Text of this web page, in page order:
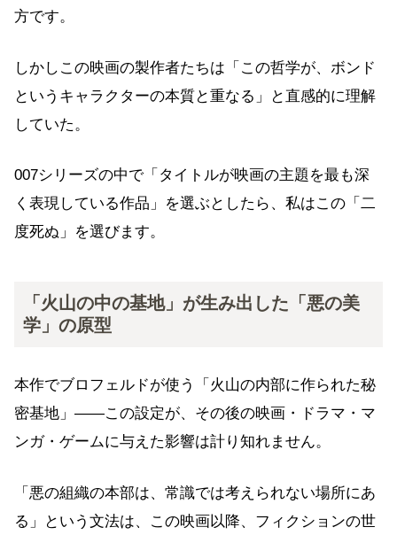
方です。
しかしこの映画の製作者たちは「この哲学が、ボンド
というキャラクターの本質と重なる」と直感的に理解
していた。
007シリーズの中で「タイトルが映画の主題を最も深
く表現している作品」を選ぶとしたら、私はこの「二
度死ぬ」を選びます。
「火山の中の基地」が生み出した「悪の美
学」の原型
本作でブロフェルドが使う「火山の内部に作られた秘
密基地」——この設定が、その後の映画・ドラマ・マ
ンガ・ゲームに与えた影響は計り知れません。
「悪の組織の本部は、常識では考えられない場所にあ
る」という文法は、この映画以降、フィクションの世